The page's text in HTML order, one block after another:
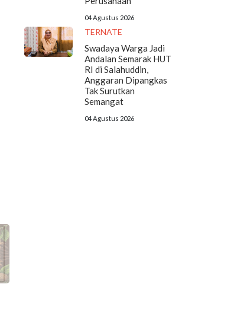
04 Agustus 2026
TERNATE
Swadaya Warga Jadi
Andalan Semarak HUT
RI di Salahuddin,
Anggaran Dipangkas
Tak Surutkan
Semangat
04 Agustus 2026